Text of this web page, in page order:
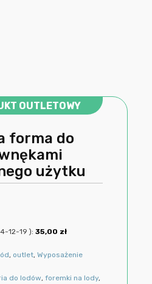
OUTLETOWY
forma do
użytku
12-19 ): 35,00 zł
, outlet, Wyposażenie
do lodów, foremki na lody,